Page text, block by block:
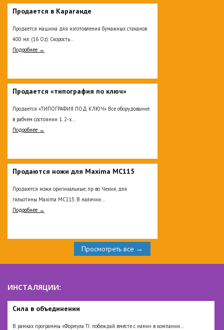
Продается в Караганде
Продается машина для изготовления бумажных стаканов
400 мл. (16 Oz). Скорость...
Подробнее →
Продается «типография по ключ»
Продается «ТИПОГРАФИЯ ПОД КЛЮЧ» Все оборудование
в рабчем состоянии 1. 2-х...
Подробнее →
Продаются ножи для Maxima MC115
Продаются ножи оригинальные, пр-во Чехия, для
гильотины Maxima MC115. В наличии...
Подробнее →
Просмотреть все →
ИНСТАЛЯЦИИ:
Сила в объединении
В рамках программы «Формула TI: побеждай вместе с нами» в компании...